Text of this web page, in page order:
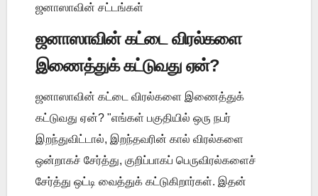
ஜனாஸாவின் சட்டங்கள்
ஜனாஸாவின் கட்டை விரல்களை
இணைத்துக் கட்டுவது ஏன்?
ஜனாஸாவின் கட்டை விரல்களை இணைத்துக்
கட்டுவது ஏன்? "எங்கள் பகுதியில் ஒரு நபர்
இறந்துவிட்டால், இறந்தவரின் கால் விரல்களை
ஒன்றாகச் சேர்த்து, குறிப்பாகப் பெருவிரல்களைச்
சேர்த்து ஒட்டி வைத்துக் கட்டுகிறார்கள். இதன்